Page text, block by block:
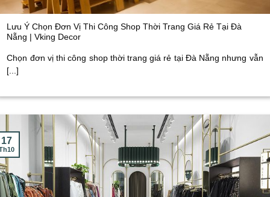
Lưu Ý Chọn Đơn Vị Thi Công Shop Thời Trang Giá Rẻ Tại Đà
Nẵng | Vking Decor
Chọn đơn vị thi công shop thời trang giá rẻ tại Đà Nẵng nhưng vẫn
[...]
17